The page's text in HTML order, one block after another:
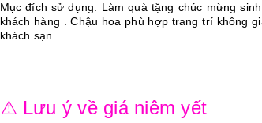
Mục đích sử dụng: Làm quà tặng chúc mừng
khách hàng . Chậu hoa phù hợp trang trí không
khách sạn...
⚠️ Lưu ý về giá niêm yết